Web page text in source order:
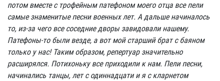
потом вместе с трофейным патефоном моего отца все пели
самые знаменитые песни военных лет. А дальше начиналось
то, из-за чего все соседние дворы завидовали нашему.
Патефоны-то были везде, а вот мой старший брат с баяном
только у нас! Таким образом, репертуар значительно
расширялся. Потихоньку все приходили к нам. Пели песни,
начинались танцы, лет с одиннадцати и я с кларнетом